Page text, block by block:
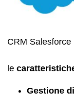
CRM Salesforce
le
Gestione